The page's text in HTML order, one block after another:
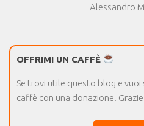
Alessandro
OFFRIMI UN CAFFÈ
Se trovi utile questo blog e
caffè con una donazione.